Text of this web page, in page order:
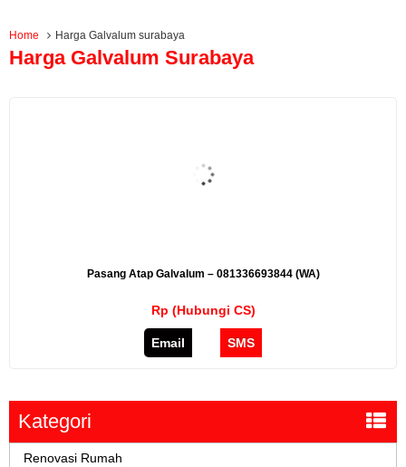
Home Harga Galvalum surabaya
Harga Galvalum Surabaya
Pasang Atap Galvalum – 081336693844 (WA)
Rp (Hubungi CS)
Email SMS
Kategori
Renovasi Rumah